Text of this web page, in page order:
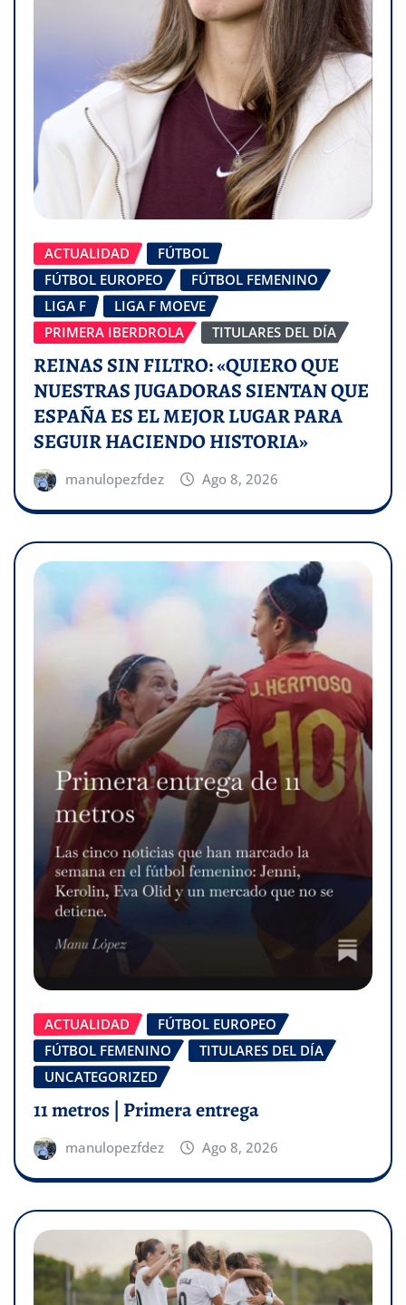
ACTUALIDAD
FÚTBOL
FÚTBOL EUROPEO
FÚTBOL FEMENINO
LIGA F
LIGA F MOEVE
PRIMERA IBERDROLA
TITULARES DEL DÍA
REINAS SIN FILTRO: «QUIERO QUE
NUESTRAS JUGADORAS SIENTAN QUE
ESPAÑA ES EL MEJOR LUGAR PARA
SEGUIR HACIENDO HISTORIA»
manulopezfdez Ago 8, 2026
ACTUALIDAD
FÚTBOL EUROPEO
FÚTBOL FEMENINO
TITULARES DEL DÍA
UNCATEGORIZED
11 metros | Primera entrega
manulopezfdez Ago 8, 2026